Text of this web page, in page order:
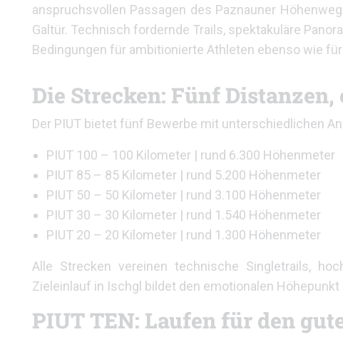
anspruchsvollen Passagen des Paznauner
Galtür. Technisch fordernde Trails, spektakuläre
Bedingungen für ambitionierte Athleten ebenso wie
Die Strecken: Fünf
Der PIUT bietet fünf Bewerbe mit unterschiedlichen
PIUT 100 – 100 Kilometer | rund 6.300 Höhenmeter
PIUT 85 – 85 Kilometer | rund 5.200 Höhenmeter
PIUT 50 – 50 Kilometer | rund 3.100 Höhenmeter
PIUT 30 – 30 Kilometer | rund 1.540 Höhenmeter
PIUT 20 – 20 Kilometer | rund 1.300 Höhenmeter
Alle Strecken vereinen technische Singletrails,
Zieleinlauf in Ischgl bildet den emotionalen
PIUT TEN: Laufen für den